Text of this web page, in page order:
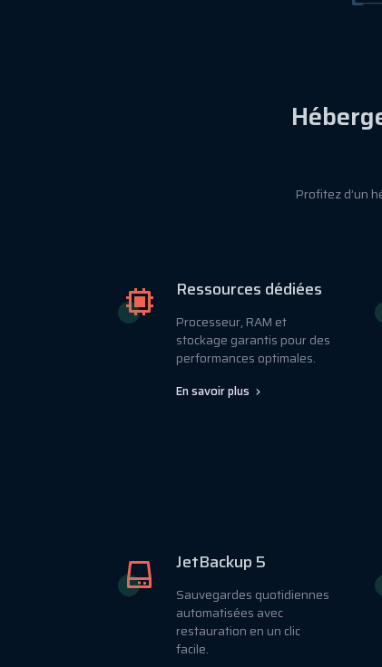
Profitez d’un
Ressources dédiées
Processeur, RAM et
stockage garantis pour des
performances optimales.
En savoir plus
JetBackup 5
Sauvegardes quotidiennes
automatisées avec
restauration en un clic
facile.